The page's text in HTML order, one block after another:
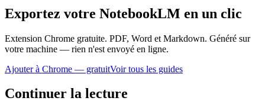
Exportez votre NotebookLM en un clic
Extension Chrome gratuite. PDF, Word et Markdown. Généré sur
votre machine — rien n'est envoyé en ligne.
Ajouter à Chrome — gratuitVoir tous les guides
Continuer la lecture